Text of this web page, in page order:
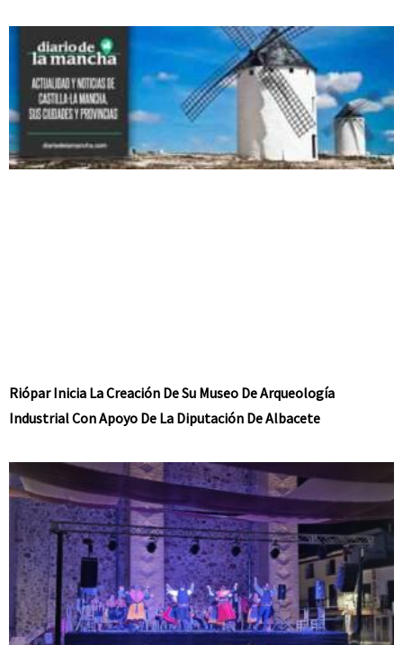
Riópar Inicia La Creación De Su Museo De Arqueología
Industrial Con Apoyo De La Diputación De Albacete